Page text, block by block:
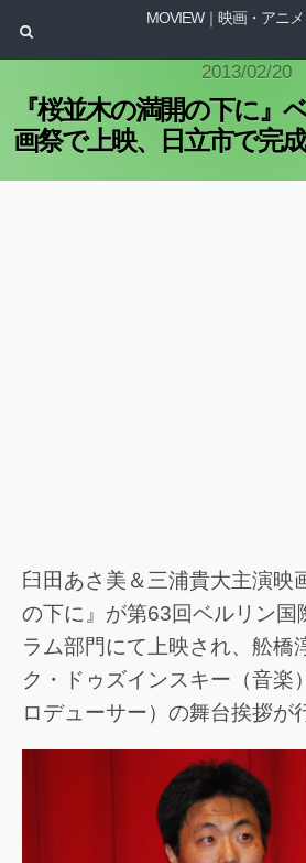
MOVIEW｜映画・アニ
2013/02/20
『桜並木の満開の下に』
画祭で上映、日立市で完
臼田あさ美＆三浦貴大主演映
の下に』が第63回ベルリン国
ラム部門にて上映され、舩橋
ク・ドゥズインスキー（音楽
ロデューサー）の舞台挨拶が